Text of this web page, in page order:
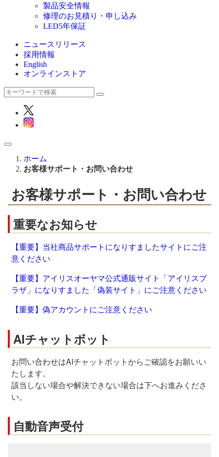
製品安全情報
修理のお見積り・申し込み
LED5年保証
ニュースリリース
採用情報
English
オンラインストア
ホーム
お客様サポート・お問い合わせ
お客様サポート・お問い合わせ
重要なお知らせ
【重要】当社商品サポートになりすましたサイトにご注
意ください
【重要】アイリスオーヤマ公式通販サイト「アイリスプ
ラザ」になりすました「偽装サイト」にご注意ください
【重要】偽アカウントにご注意ください
AIチャットボット
お問い合わせはAIチャットボットからご確認をお願いい
たします。
該当しない場合や解決できない場合は下へお進みくださ
い。
自動音声受付